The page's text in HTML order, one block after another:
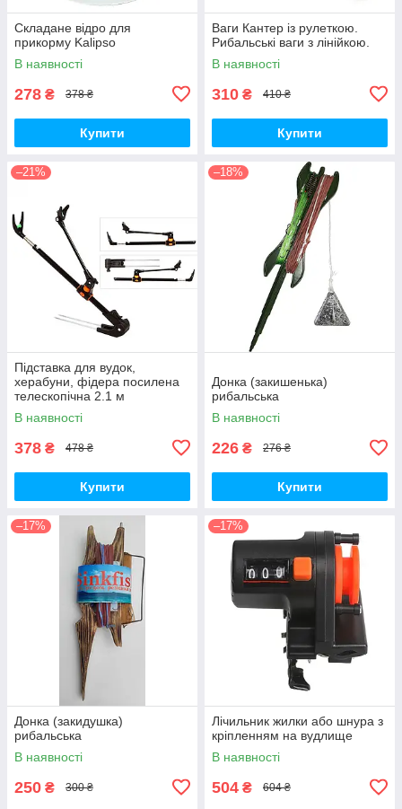
Складане відро для
прикорму Kalipso
В наявності
278 ₴ 378 ₴
Купити
Ваги Кантер із рулеткою.
Рибальські ваги з лінійкою.
В наявності
310 ₴ 410 ₴
Купити
–21%
Підставка для вудок,
херабуни, фідера посилена
телескопічна 2.1 м
В наявності
378 ₴ 478 ₴
Купити
–18%
Донка (закишенька)
рибальська
В наявності
226 ₴ 276 ₴
Купити
–17%
Донка (закидушка)
рибальська
В наявності
250 ₴ 300 ₴
–17%
Лічильник жилки або шнура з
кріпленням на вудлище
В наявності
504 ₴ 604 ₴